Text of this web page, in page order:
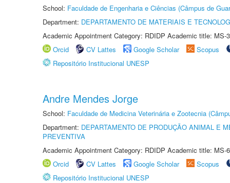
School: Faculdade de Engenharia e Ciências (Câmpus de
Department: DEPARTAMENTO DE MATERIAIS E
Academic Appointment Category: RDIDP Academic title: MS-
Orcid
CV Lattes Google Scholar
Scopus
Repositório Institucional UNESP
Andre Mendes Jorge
School: Faculdade de Medicina Veterinária e Zootecnia
Department: DEPARTAMENTO DE PRODUÇÃO ANIMAL E
PREVENTIVA
Academic Appointment Category: RDIDP Academic title: MS-6
Orcid
CV Lattes Google Scholar
Scopus
Repositório Institucional UNESP